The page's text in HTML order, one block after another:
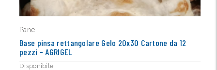
Pane
Base pinsa rettangolare Gelo 20x30 Cartone da 12
pezzi - AGRIGEL
Disponibile